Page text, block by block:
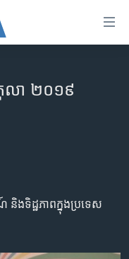
លា ២០១៩
និង​ទិដ្ឋភាព​ក្នុង​ប្រទេស​